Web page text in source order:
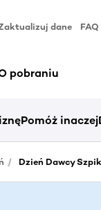
dane FAQ
pobraniu
Pomóż inaczej
Dzień Dawcy